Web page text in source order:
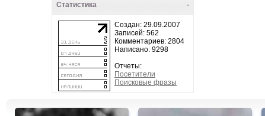
-
Статистика
Создан: 29.09.2007
Записей: 562
Комментариев: 2804
Написано: 9298
Отчеты:
Посетители
Поисковые фразы